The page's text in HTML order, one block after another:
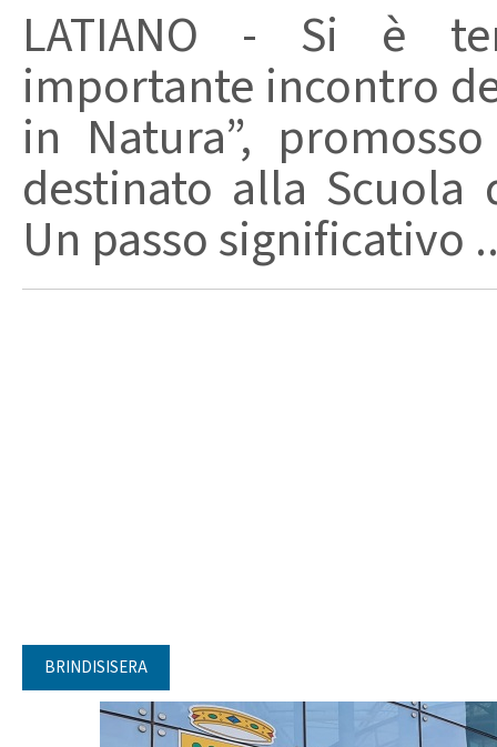
LATIANO - Si è
importante incontro
in Natura”,
destinato alla Scuola
Un passo significativo
BRINDISISERA